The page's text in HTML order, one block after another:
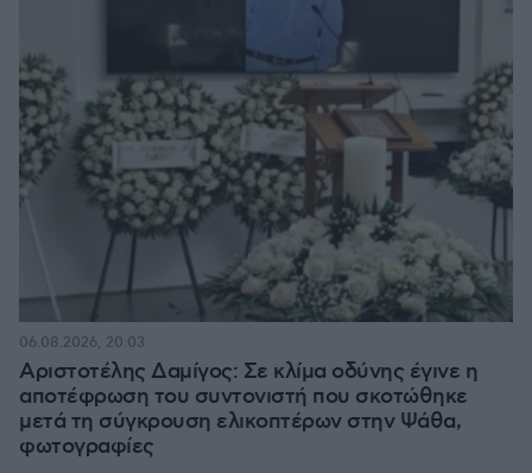
Αριστοτέλης Δαμίγος: Σε κλίμα οδύνης έγινε η
αποτέφρωση του συντονιστή που σκοτώθηκε
μετά τη σύγκρουση ελικοπτέρων στην Ψάθα,
φωτογραφίες
06.08.2026, 20:03